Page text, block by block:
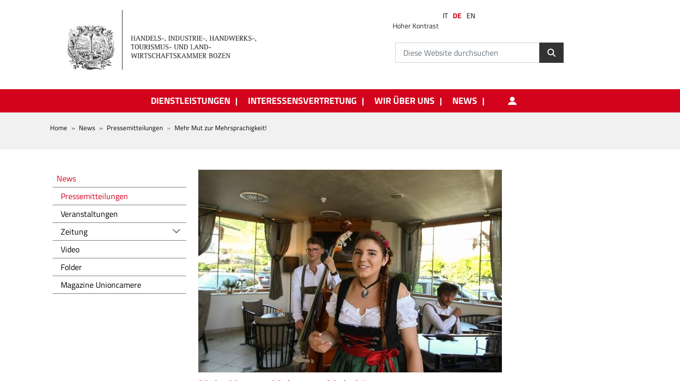
Hoher Kontrast
IT DE EN
DIENSTLEISTUNGEN INTERESSENSVERTRETUNG WIR ÜBER UNS NEWS
BREADCRUMB
Home News Pressemitteilungen Mehr Mut zur Mehrsprachigkeit!
Novità
News
Pressemitteilungen
Veranstaltungen
Zeitung
Video
Folder
Magazine Unioncamere